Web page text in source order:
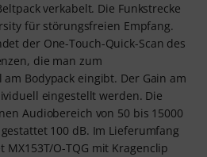
verkabelt. Die Funkstrecke
für störungsfreien Empfang.
der One-Touch-Quick-Scan des
die man zum
Bodypack eingibt. Der Gain am
eingestellt werden. Die
Audiobereich von 50 bis 15000
100 dB. Im Lieferumfang
MX153T/O-TQG mit Kragenclip